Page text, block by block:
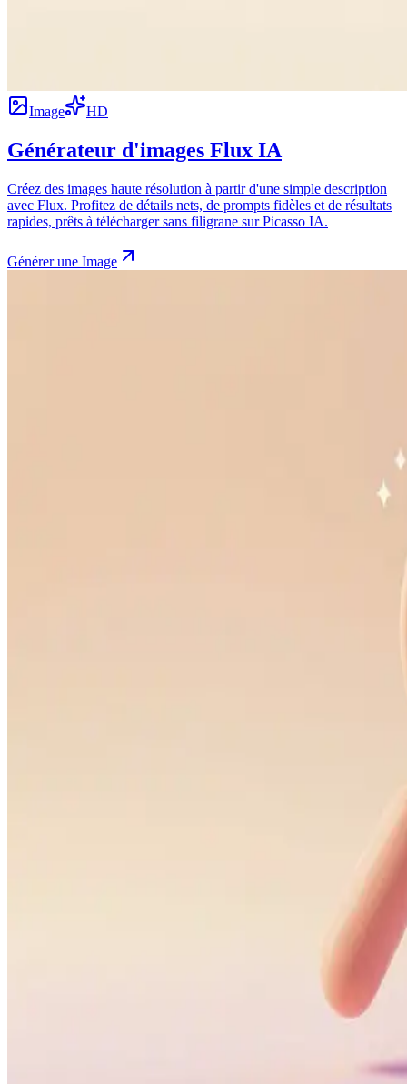
Image HD
Générateur d'images Flux IA
Créez des images haute résolution à partir d'une simple description
avec Flux. Profitez de détails nets, de prompts fidèles et de résultats
rapides, prêts à télécharger sans filigrane sur Picasso IA.
Générer une Image